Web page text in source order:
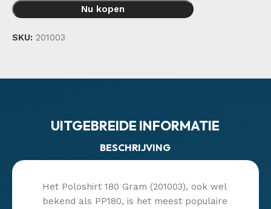
Nu kopen
SKU: 201003
UITGEBREIDE INFORMATIE
BESCHRIJVING
Het Poloshirt 180 Gram (201003), ook wel
bekend als PP180, is het meest populaire